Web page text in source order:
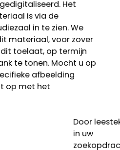
Het
is via de
in te zien. We
materiaal, voor zover
toelaat, op termijn
te tonen. Mocht u op
afbeelding
op met het
Door
in uw